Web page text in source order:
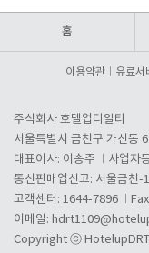
홈
이용약관 유료서
주식회사 호텔업디알티
서울특별시 금천구 가산동
대표이사: 이송주
사업자
통신판매업신고: 서울금천-
고객센터: 1644-7896
이메일:
Copyright ⓒ